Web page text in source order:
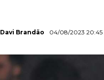
Davi Brandão 04/08/2023 20:45